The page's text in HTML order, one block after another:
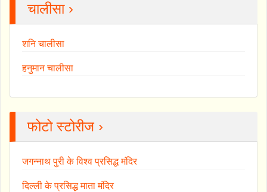
चालीसा ›
शनि चालीसा
हनुमान चालीसा
फोटो स्टोरीज ›
जगन्नाथ पुरी के विश्व प्रसिद्ध मंदिर
दिल्ली के प्रसिद्ध माता मंदिर